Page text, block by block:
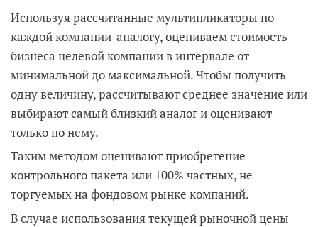
Используя рассчитанные мультипликаторы по
каждой компании-аналогу, оцениваем стоимость
бизнеса целевой компании в интервале от
минимальной до максимальной. Чтобы получить
одну величину, рассчитывают среднее значение или
выбирают самый близкий аналог и оценивают
только по нему.
Таким методом оценивают приобретение
контрольного пакета или 100% частных, не
торгуемых на фондовом рынке компаний.
В случае использования текущей рыночной цены